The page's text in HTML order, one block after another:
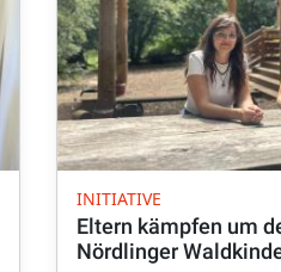
INITIATIVE
Eltern kämpfen um
Nördlinger